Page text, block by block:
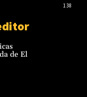
138
de El